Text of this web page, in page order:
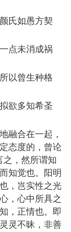
氏如愚方契
点未消成祸
以曾生种格
欲多知希圣
融合在一起，
态度的，曾论
之，然所谓知
知觉也。阳明
，岂实性之光
，心中所具之
，正情也。即
灵不昧，非善